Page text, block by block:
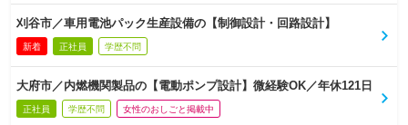
刈谷市／車用電池パック生産設備の【制御設計・回路設計】
新着 正社員 学歴不問
大府市／内燃機関製品の【電動ポンプ設計】微経験OK／年休121日
正社員 学歴不問 女性のおしごと掲載中